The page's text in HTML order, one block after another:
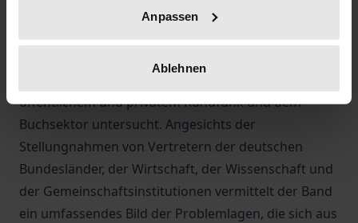
Anpassen
Ablehnen
Wirtschafts- und Wettbewerbsrecht exakt verorten?
öffentlichem und privatem Rundfunk und dem
Buchsektor untersucht. Angesichts der
Stellungnahmen von Vertretern der deutschen
Bundesländer, der Wirtschaft, der Wissenschaft und
der Gemeinschaftsinstitutionen vermittelt der Band
ein umfassendes Bild der Problemlagen, die sich aus